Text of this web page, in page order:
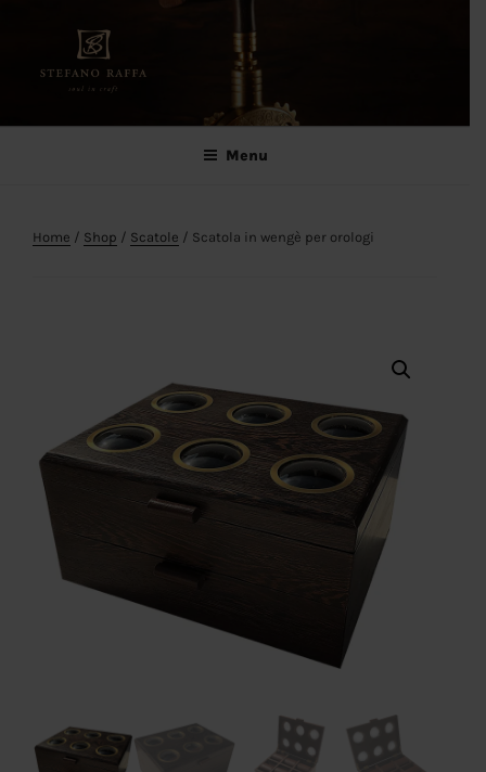
Stefano Raffa
Menu
Home / Shop / Scatole / Scatola in wengè per orologi